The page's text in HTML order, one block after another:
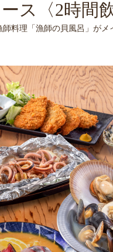
ス〈2時間
料理「漁師の貝風呂」がメ